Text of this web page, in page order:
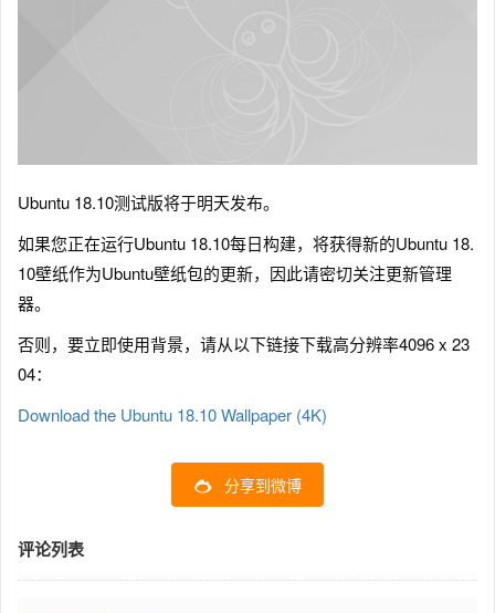
Ubuntu 18.10测试版将于明天发布。
如果您正在运行Ubuntu 18.10每日构建，将获得新的Ubuntu 18.
10壁纸作为Ubuntu壁纸包的更新，因此请密切关注更新管理
器。
否则，要立即使用背景，请从以下链接下载高分辨率4096 x 23
04：
Download the Ubuntu 18.10 Wallpaper (4K)
分享到微博
评论列表